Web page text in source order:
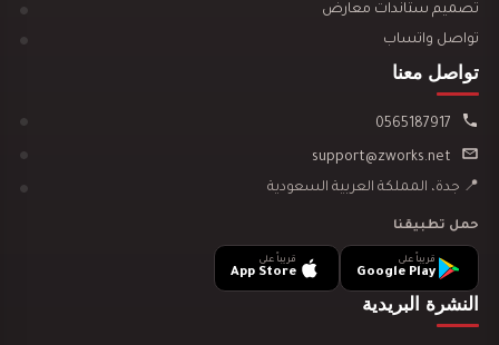
تصميم ديكور نادي رياضي GYM
دراسة جدوى لمشروعك
تصميم ستاندات معارض
تواصل واتساب
تواصل معنا
📍 جدة، المملكة العربية السعودية
حمل تطبيقنا
قريباً على
Google Play
قريباً على
App Store
النشرة البريدية